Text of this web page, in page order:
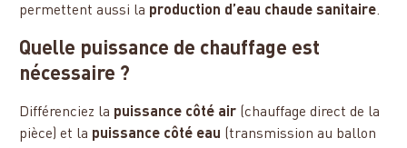
permettent aussi la production d’eau chaude sanitaire.
Quelle puissance de chauffage est
nécessaire ?
Différenciez la puissance côté air (chauffage direct de la
pièce) et la puissance côté eau (transmission au ballon